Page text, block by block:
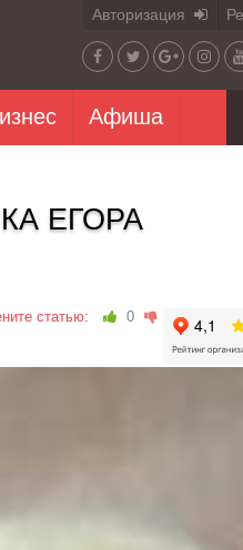
Авторизация
Афиша
ЕГОРА
статью: 0